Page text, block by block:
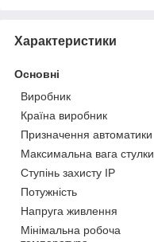
Характеристики
Основні
Виробник
Країна виробник
Призначення автоматики
Максимальна вага стулки
Ступінь захисту IP
Потужність
Напруга живлення
Мінімальна робоча